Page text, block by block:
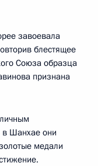
завоевала
блестящее
Союза образца
признана
в Шанхае они
медали